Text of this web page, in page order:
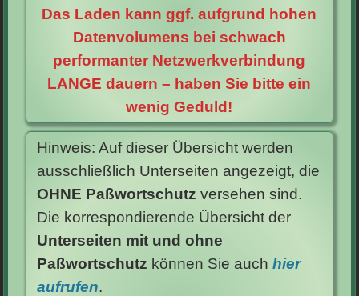
Das Laden kann ggf. aufgrund hohen
Datenvolumens bei schwach
performanter Netzwerkverbindung
LANGE dauern – haben Sie bitte ein
wenig Geduld!
Hinweis: Auf dieser Übersicht werden
ausschließlich Unterseiten angezeigt, die
OHNE Paßwortschutz versehen sind.
Die korrespondierende Übersicht der
Unterseiten mit und ohne
Paßwortschutz können Sie auch hier
aufrufen.